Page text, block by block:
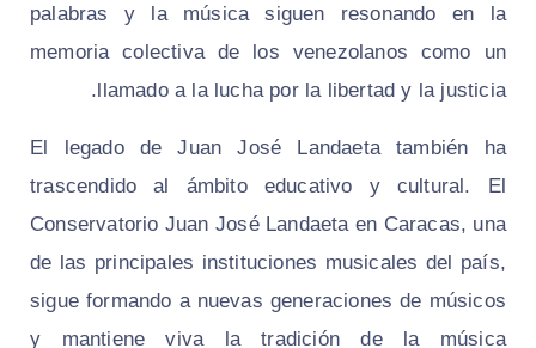
palabras y la música siguen resonando en la
memoria colectiva de los venezolanos como un
llamado a la lucha por la libertad y la justicia.
El legado de Juan José Landaeta también ha
trascendido al ámbito educativo y cultural. El
Conservatorio Juan José Landaeta en Caracas, una
de las principales instituciones musicales del país,
sigue formando a nuevas generaciones de músicos
y mantiene viva la tradición de la música